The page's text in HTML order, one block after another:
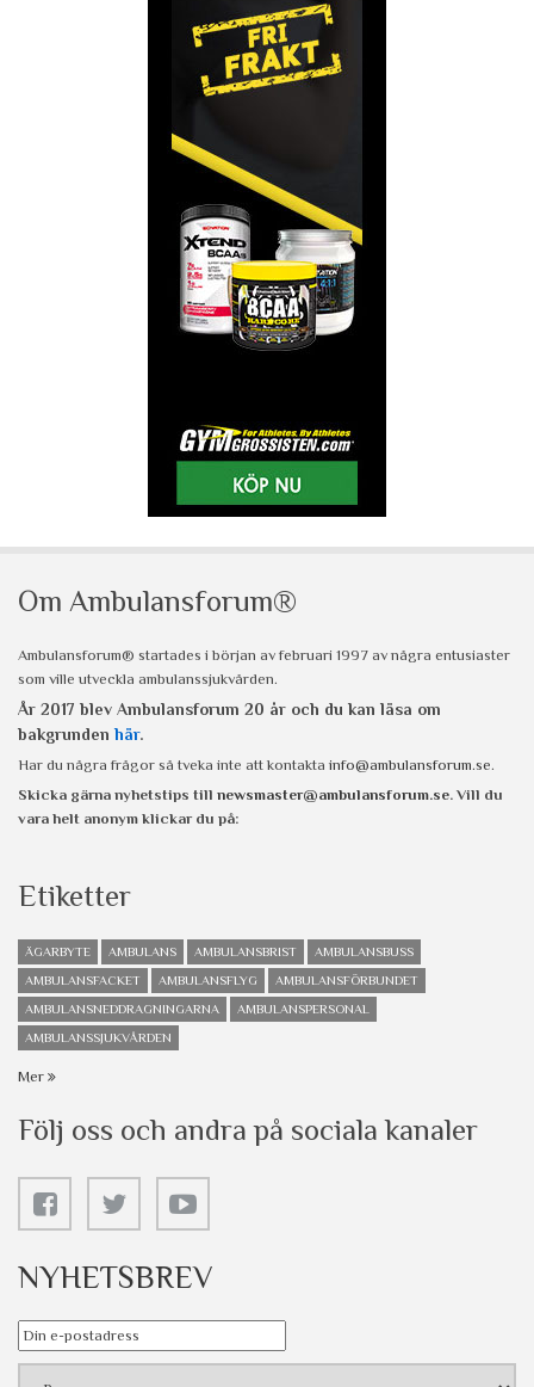
Om Ambulansforum®
Ambulansforum® startades i början av februari 1997 av några entusiaster
som ville utveckla ambulanssjukvården.
År 2017 blev Ambulansforum 20 år och du kan läsa om
bakgrunden här.
Har du några frågor så tveka inte att kontakta info@ambulansforum.se.
Skicka gärna nyhetstips till newsmaster@ambulansforum.se. Vill du
vara helt anonym klickar du på:
Etiketter
ÄGARBYTE AMBULANS AMBULANSBRIST
AMBULANSBUSS
AMBULANSFACKET
AMBULANSFLYG
AMBULANSFÖRBUNDET
AMBULANSNEDDRAGNINGARNA
AMBULANSPERSONAL
AMBULANSSJUKVÅRDEN
Mer
Följ oss och andra på sociala kanaler
NYHETSBREV